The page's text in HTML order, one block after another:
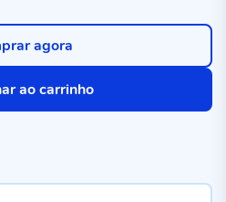
ao carrinho
agora